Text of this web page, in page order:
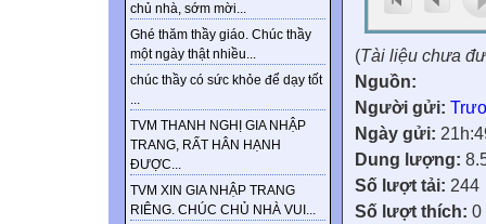
chủ nhà, sớm mời...
Ghé thăm thầy giáo. Chúc thầy
một ngày thật nhiều...
chúc thầy có sức khỏe để dạy tốt
...
TVM THANH NGHỊ GIA NHẬP
TRANG, RẤT HÂN HẠNH
ĐƯỢC...
TVM XIN GIA NHẬP TRANG
RIÊNG. CHÚC CHỦ NHÀ VUI...
(Tài liệu chưa
Nguồn:
Người gửi:
Ngày gửi:
Dung lượng:
Số lượt tải: 244
Số lượt thích: 0